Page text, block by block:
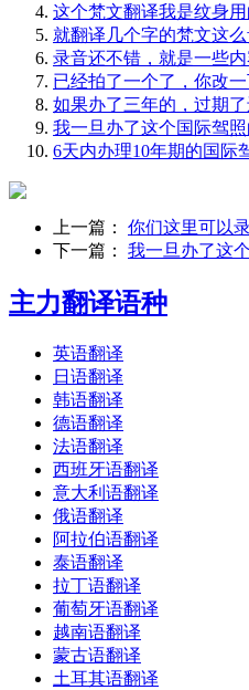
这个梵文翻译我是纹身
就翻译几个字的梵文这么
录音还不错，就是一些
已经拍了一个了，你改
如果办了三年的，过期
我一旦办了这个国际驾
6天内办理10年期的国际
上一篇： 你们这里可以
下一篇： 我一旦办了这
主力翻译语种
英语翻译
日语翻译
韩语翻译
德语翻译
法语翻译
西班牙语翻译
意大利语翻译
俄语翻译
阿拉伯语翻译
泰语翻译
拉丁语翻译
葡萄牙语翻译
越南语翻译
蒙古语翻译
土耳其语翻译